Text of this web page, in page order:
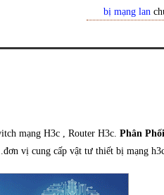
bị mạng lan
mạng H3c , Router H3c. Phân
vị cung cấp vật tư thiết bị mạng h3c